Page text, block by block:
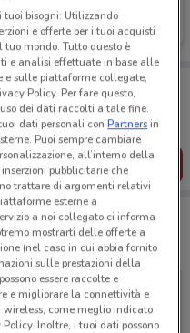
con te!
dei negozi vicino a te,
del risparmio, comodamente
L’APP
bisogni: Utilizzando
e offerte per i tuoi acquisti
mondo. Tutto questo è
e analisi effettuate in base alle
sulle piattaforme collegate,
Policy. Per fare questo,
dei dati raccolti a tale fine.
dati personali conPartnersin
Puoi sempre cambiare
all’interno della
pubblicitarie che
trattare di argomenti relativi
esterne a
a noi collegato ci informa
mostrarti delle offerte a
(nel caso in cui abbia fornito
sulle prestazioni della
essere raccolte e
e migliorare la connettività e
come meglio indicato
Inoltre, i tuoi dati possono